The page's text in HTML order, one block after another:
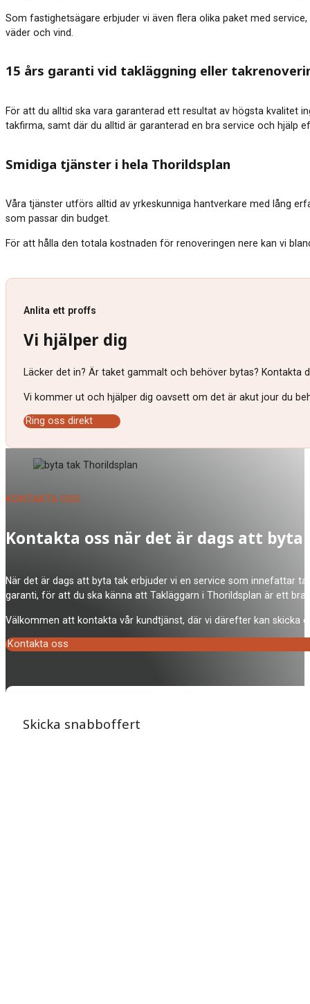
Som fastighetsägare erbjuder vi även flera olika paket med
väder och vind.
15 års garanti vid takläggning eller
För att du alltid ska vara garanterad ett resultat av högsta kvalitet
takfirma, samt där du alltid är garanterad en bra service och hjälp
Smidiga tjänster i hela Thorildsplan
Våra tjänster utförs alltid av yrkeskunniga hantverkare med lång
som passar din budget.
För att hålla den totala kostnaden för renoveringen nere kan vi
Anlita ett proffs
Vi hjälper dig
Läcker det in? Är taket gammalt och behöver bytas?
Vi kommer ut och hjälper dig oavsett om det är akut jour du
Ring oss direkt
Kontakta oss när det är dags att byta
När det är dags att byta tak erbjuder vi en service som innefattar
garanti, för att du ska känna att Takläggarn i Thorildsplan är ett
Välkommen att kontakta vår kundtjänst, där vi därefter kan
KONTAKTA OSS
Kontakta oss
Skicka snabboffert